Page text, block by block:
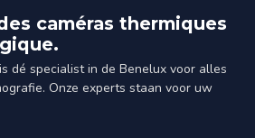
caméras thermiques
dé specialist in de Benelux voor alles
Onze experts staan voor uw